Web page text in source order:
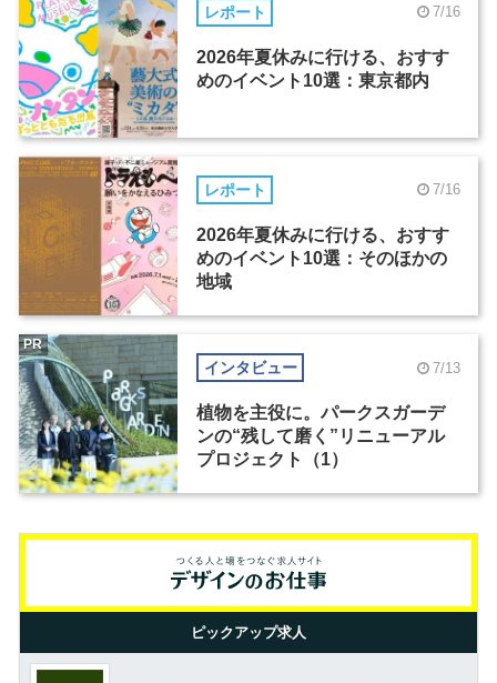
レポート 7/16
2026年夏休みに行ける、おすす
めのイベント10選：東京都内
レポート 7/16
2026年夏休みに行ける、おすす
めのイベント10選：そのほかの
地域
インタビュー 7/13
植物を主役に。パークスガーデ
ンの“残して磨く”リニューアル
プロジェクト（1）
PR
ピックアップ求人